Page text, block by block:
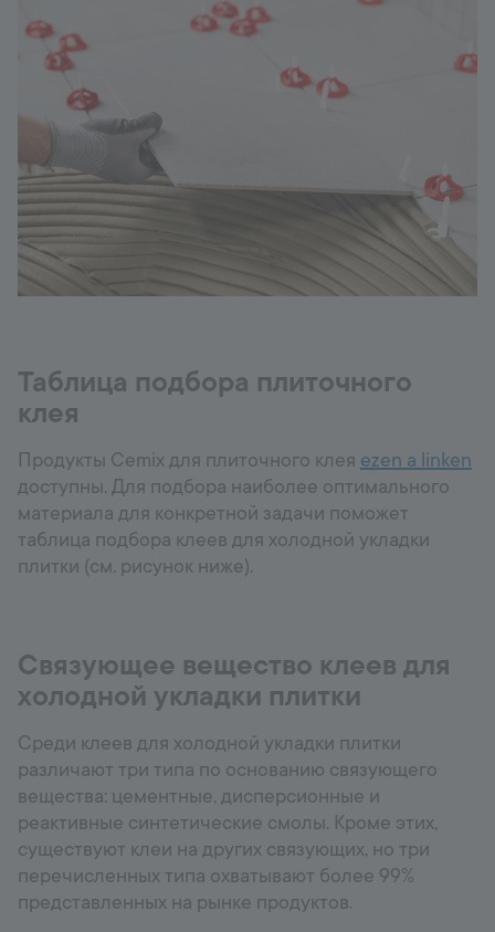
Таблица подбора плиточного
клея
Продукты Cemix для плиточного клея ezen a linken
доступны. Для подбора наиболее оптимального
материала для конкретной задачи поможет
таблица подбора клеев для холодной укладки
плитки (см. рисунок ниже).
Связующее вещество клеев для
холодной укладки плитки
Среди клеев для холодной укладки плитки
различают три типа по основанию связующего
вещества: цементные, дисперсионные и
реактивные синтетические смолы. Кроме этих,
существуют клеи на других связующих, но три
перечисленных типа охватывают более 99%
представленных на рынке продуктов.